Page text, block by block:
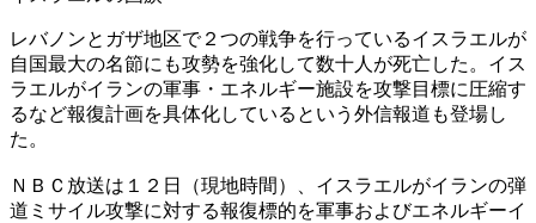
レバノンとガザ地区で２つの戦争を行っているイスラエルが
自国最大の名節にも攻勢を強化して数十人が死亡した。イス
ラエルがイランの軍事・エネルギー施設を攻撃目標に圧縮す
るなど報復計画を具体化しているという外信報道も登場し
た。
ＮＢＣ放送は１２日（現地時間）、イスラエルがイランの弾
道ミサイル攻撃に対する報復標的を軍事およびエネルギーイ